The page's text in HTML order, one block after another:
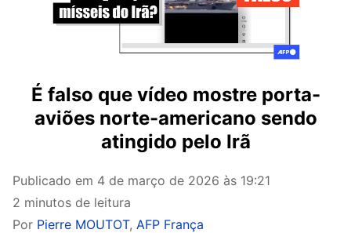
É falso que vídeo mostre porta-
aviões norte-americano sendo
atingido pelo Irã
Publicado em 4 de março de 2026 às 19:21
2 minutos de leitura
Por Pierre MOUTOT, AFP França